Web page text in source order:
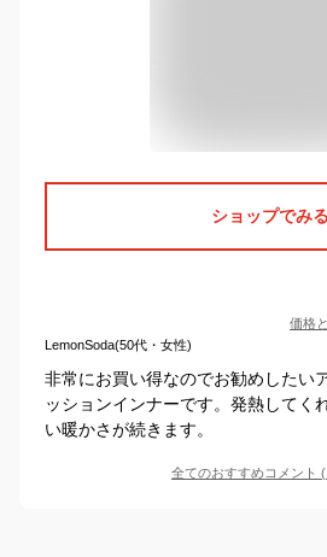
ショップでみる
価格
LemonSoda(50代・女性)
非常にお買い得なのでお勧めしたい
ッションインナーです。発熱してく
い暖かさが続きます。
全てのおすすめコメント (